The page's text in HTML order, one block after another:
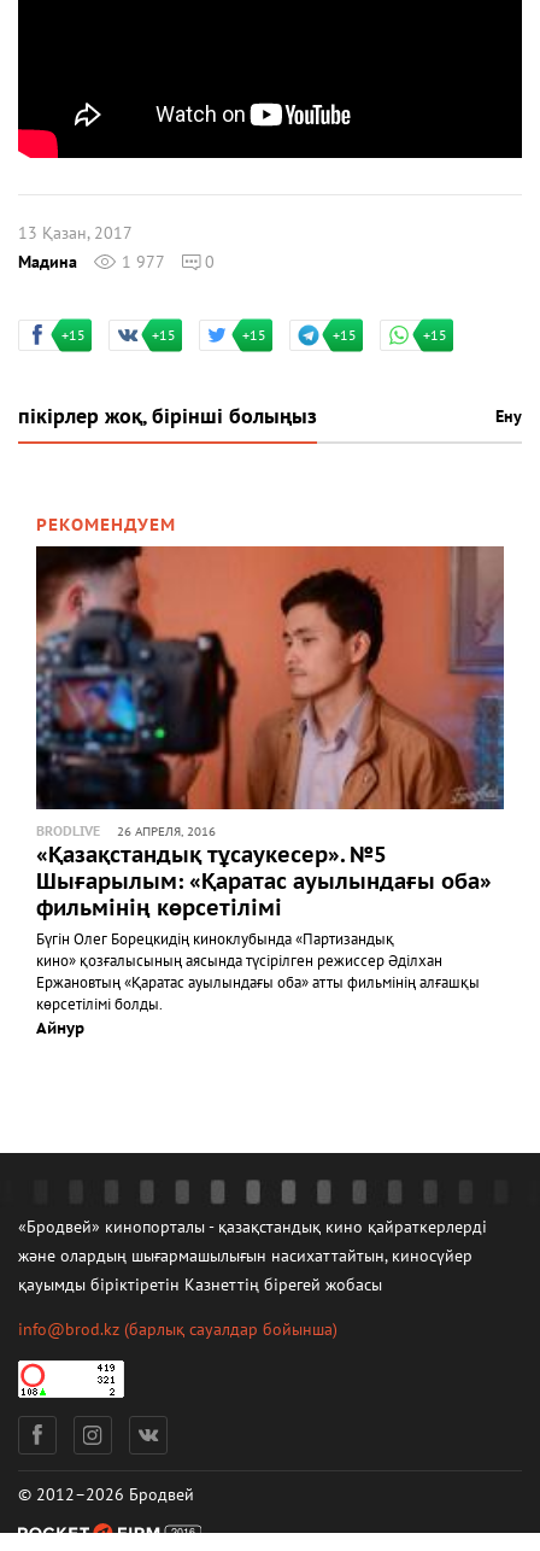
13 Қазан, 2017
Мадина
1 977 0
+15 +15 +15 +15 +15
пікірлер жоқ, бірінші болыңыз Ену
РЕКОМЕНДУЕМ
BRODLIVE 26 АПРЕЛЯ, 2016
«Қазақстандық тұсаукесер». №5
Шығарылым: «Қаратас ауылындағы оба»
фильмінің көрсетілімі
Бүгін Олег Борецкидің киноклубында «Партизандық
кино» қозғалысының аясында түсірілген режиссер Әділхан
Ержановтың «Қаратас ауылындағы оба» атты фильмінің алғашқы
көрсетілімі болды.
Айнур
«Бродвей» кинопорталы - қазақстандық кино қайраткерлерді
және олардың шығармашылығын насихаттайтын, киносүйер
қауымды біріктіретін Казнеттің бірегей жобасы
info@brod.kz (барлық сауалдар бойынша)
© 2012–2026 Бродвей